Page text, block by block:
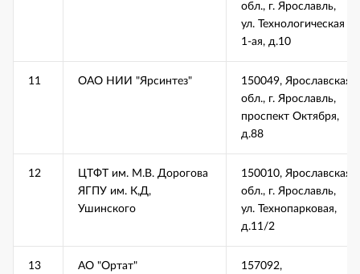
обл., г. Ярославль,
ул. Технологическая
1-ая, д.10
11 ОАО НИИ "Ярсинтез"
150049, Ярославская
обл., г. Ярославль,
проспект Октября,
д.88
12
ЦТФТ им. М.В. Дорогова
ЯГПУ им. К,Д,
Ушинского
150010, Ярославская
обл., г. Ярославль,
ул. Технопарковая,
д.11/2
13 АО "Ортат"
157092,